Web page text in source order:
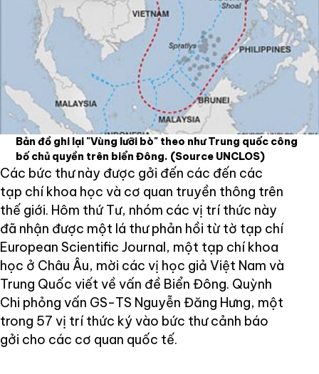
Bản đồ ghi lại "Vùng lưỡi bò" theo như Trung quốc công
bố chủ quyền trên biển Đông. (Source UNCLOS)
Các bức thư này được gởi đến các đến các
tạp chí khoa học và cơ quan truyền thông trên
thế giới. Hôm thứ Tư, nhóm các vị trí thức này
đã nhận được một lá thư phản hồi từ tờ tạp chí
European Scientific Journal, một tạp chí khoa
học ở Châu Âu, mời các vị học giả Việt Nam và
Trung Quốc viết về vấn đề Biển Đông. Quỳnh
Chi phỏng vấn GS-TS Nguyễn Đăng Hưng, một
trong 57 vị trí thức ký vào bức thư cảnh báo
gởi cho các cơ quan quốc tế.